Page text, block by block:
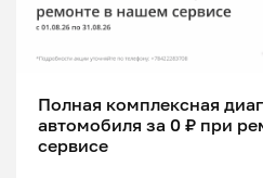
Полная комплексная
автомобиля за 0 ₽ при
сервисе